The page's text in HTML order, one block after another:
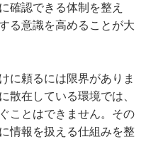
確認できる体制を整え
る意識を高めることが大
に頼るには限界がありま
散在している環境では、
ことはできません。その
情報を扱える仕組みを整